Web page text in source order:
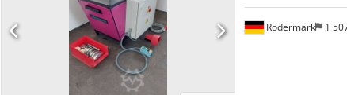
Rödermark 1